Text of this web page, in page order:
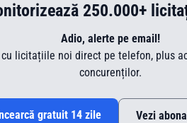
250.000+
Adio, alerte pe email!
licitațiile noi direct pe telefon, plus
concurenților.
gratuit 14 zile Vezi